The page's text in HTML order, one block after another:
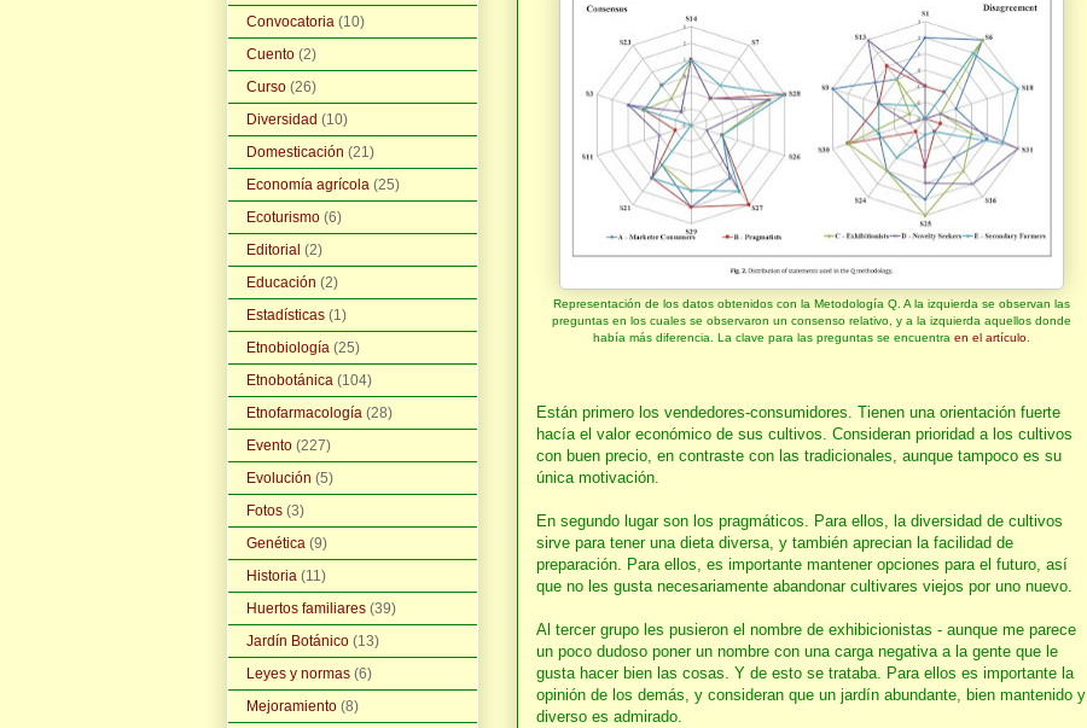
Representación de los datos obtenidos con la Metodología Q. A la izquierda se observan las
preguntas en los cuales se observaron un consenso relativo, y a la izquierda aquellos donde
había más diferencia. La clave para las preguntas se encuentra en el artículo
Están primero los vendedores-consumidores. Tienen una orientación fuerte
hacía el valor económico de sus cultivos. Consideran prioridad a los cultivos
con buen precio, en contraste con las tradicionales, aunque tampoco es su
única motivación.
En segundo lugar son los pragmáticos. Para ellos, la diversidad de cultivos
sirve para tener una dieta diversa, y también aprecian la facilidad de
preparación. Para ellos, es importante mantener opciones para el futuro, así
que no les gusta necesariamente abandonar cultivares viejos por uno nuevo.
Al tercer grupo les pusieron el nombre de exhibicionistas - aunque me parece
un poco dudoso poner un nombre con una carga negativa a la gente que le
gusta hacer bien las cosas. Y de esto se trataba. Para ellos es importante la
opinión de los demás, y consideran que un jardín abundante, bien mantenido y
diverso es admirado.
Convocatoria (10)
Cuento (2)
Curso (26)
Diversidad (10)
Domesticación (21)
Economía agrícola (25)
Ecoturismo (6)
Editorial (2)
Educación (2)
Estadísticas (1)
Etnobiología (25)
Etnobotánica (104)
Etnofarmacología (28)
Evento (227)
Evolución (5)
Fotos (3)
Genética (9)
Historia (11)
Huertos familiares (39)
Jardín Botánico (13)
Leyes y normas (6)
Mejoramiento (8)